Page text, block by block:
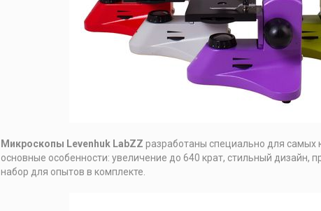
Микроскопы Levenhuk LabZZ разработаны специально для самых
основные особенности: увеличение до 640 крат, стильный дизайн,
набор для опытов в комплекте.